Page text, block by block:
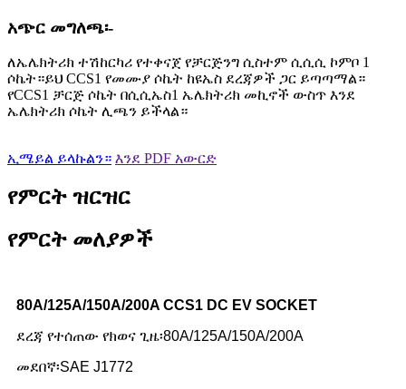
አጭር መግለጫ፡-
ለኤሌክትሪክ ተሽከርካሪ የተቀናጀ የቻርጅንግ ሲስተም ሲሲሲ ኮምቦ 1
ሶኬት።ይህ CCS1 የመሙያ ሶኬት ከዩኤስ ደረጃዎች ጋር ይጣጣማል።
የCCS1 ቻርጅ ሶኬት በሲሲኤስ1 ኤሌክትሪክ መኪኖች ውስጥ እንደ
ኤሌክትሪክ ሶኬት ሊጫን ይችላል።
ኢሜይል ይላኩልን። እንደ PDF አውርድ
የምርት ዝርዝር
የምርት መለያዎች
80A/125A/150A/200A CCS1 DC EV SOCKET
ደረጃ የተሰጠው የክወና ጊዜ፡80A/125A/150A/200A
መደበኛ፡SAE J1772